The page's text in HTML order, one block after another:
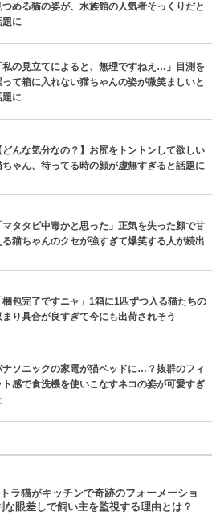
つめる猫の姿が、水族館の人気者そっくりだと
題に
私の見立てによると、無理ですねえ…」目測を
って箱に入れない猫ちゃんの姿が微笑ましいと
題に
どんな気分なの？】お尻をトントンして欲しい
ちゃん、待ってる時の顔が虚無すぎると話題に
マタタビ中毒かと思った」正気を失った顔で甘
る猫ちゃんのクセが強すぎて爆笑する人が続出
梱包完了ですニャ」1箱に1匹ずつ入る猫たちの
まり具合が良すぎて今にも出荷されそう
ナソニックの家電が猫ベッドに…？抜群のフィ
ト感で食洗機を使いこなすネコの姿が可愛すぎ
ラ猫がキッチンで奇跡のフォーメーショ
な眼差しで飼い主を監視する理由とは？